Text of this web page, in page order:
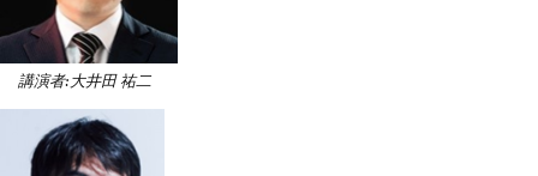
講演者:大井田 祐二